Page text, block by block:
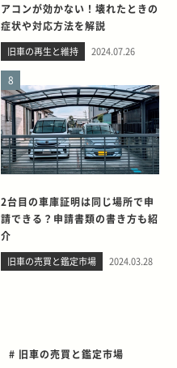
アコンが効かない！壊れたときの
症状や対応方法を解説
旧車の再生と維持 2024.07.26
8
2台目の車庫証明は同じ場所で申
請できる？申請書類の書き方も紹
介
旧車の売買と鑑定市場 2024.03.28
# 旧車の売買と鑑定市場